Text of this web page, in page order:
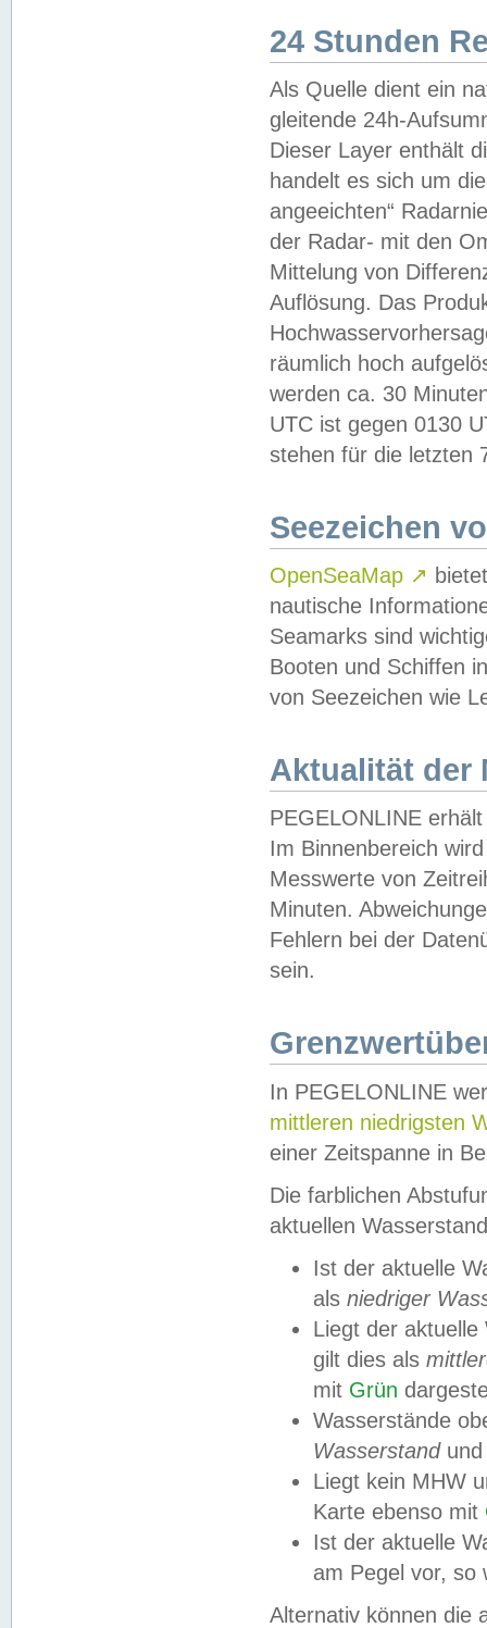
24 Stunden
Als Quelle dient ein
gleitende 24h-
Dieser Layer enthält
handelt es sich um
angeeichten“
der Radar- mit den
Mittelung von
Auflösung. Das
räumlich hoch
werden ca. 30
UTC ist gegen 0130
stehen für die letzten
Seezeichen
OpenSeaMap ↗
nautische
Seamarks sind
Booten und Schiffen
von Seezeichen wie
Aktualität der
PEGELONLINE
Im Binnenbereich
Messwerte von
Minuten.
Fehlern bei der
sein.
In PEGELONLINE
mittleren niedrigsten
einer Zeitspanne in
Die farblichen
aktuellen
Ist der aktuelle
als niedriger
Liegt der
gilt dies als
mit Grün
Wasserstände
Wasserstandund
Liegt kein MHW
Karte ebenso mit
Ist der aktuelle
am Pegel vor,
Alternativ können die